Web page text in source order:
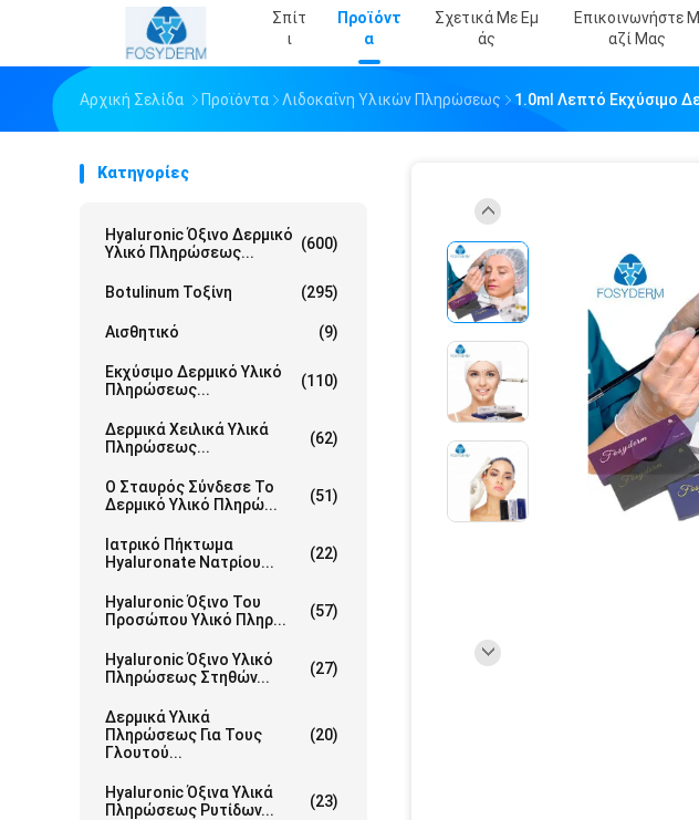
Σπίτ
Ι
Προϊόντ
Α
Σχετικά Με Εμ
Άς
Επικοινωνήστε Μ
Αζί Μας
Αρχική Σελίδα Προϊόντα Λιδοκαΐνη Υλικών Πληρώσεως 1.0ml Λεπτό Εκχύσιμο
Κατηγορίες
Hyaluronic Όξινο Δερμικό
Υλικό Πληρώσεως...
(600)
Botulinum Τοξίνη (295)
Αισθητικό (9)
Εκχύσιμο Δερμικό Υλικό
Πληρώσεως...
(110)
Δερμικά Χειλικά Υλικά
Πληρώσεως...
(62)
Ο Σταυρός Σύνδεσε Το
Δερμικό Υλικό Πληρώ...
(51)
Ιατρικό Πήκτωμα
Hyaluronate Νατρίου...
(22)
Hyaluronic Όξινο Του
Προσώπου Υλικό Πληρ...
(57)
Hyaluronic Όξινο Υλικό
Πληρώσεως Στηθών...
(27)
Δερμικά Υλικά
Πληρώσεως Για Τους
Γλουτού...
(20)
Hyaluronic Όξινα Υλικά
Πληρώσεως Ρυτίδων...
(23)